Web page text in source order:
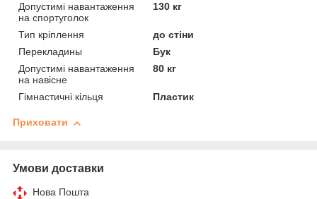
Допустимі навантаження
на спортуголок
130 кг
Тип кріплення
до стіни
Перекладины
Бук
Допустимі навантаження
на навісне
80 кг
Гімнастичні кільця Пластик
Приховати
Умови доставки
Нова Пошта